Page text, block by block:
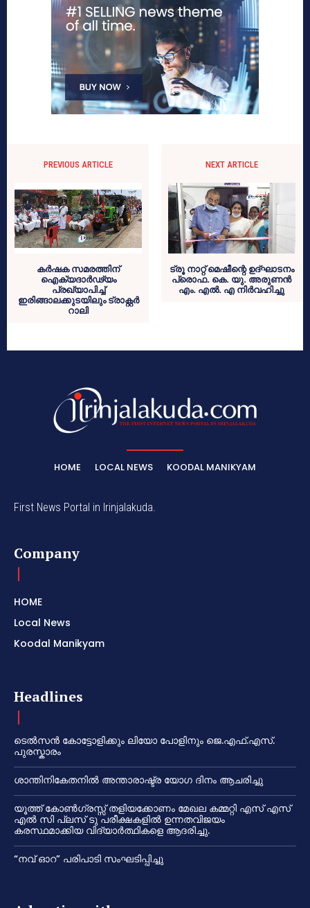
PREVIOUS ARTICLE
കർഷക സമരത്തിന്
ഐക്യദാർഢ്യം
പ്രഖ്യാപിച്ച്
ഇരിങ്ങാലക്കുടയിലും ട്രാക്റ്റർ
റാലി
NEXT ARTICLE
ട്രൂ നാറ്റ് മെഷീന്റെ ഉദ്ഘാടനം
പ്രൊഫ. കെ. യു. അരുണൻ
എം. എൽ. എ നിർവഹിച്ചു
HOME LOCAL NEWS KOODAL MANIKYAM
First News Portal in Irinjalakuda.
Company
HOME
Local News
Koodal Manikyam
Headlines
ടെൽസൻ കോട്ടോളിക്കും ലിയോ പോളിനും ജെ.എഫ്.എസ്.
പുരസ്കാരം
ശാന്തിനികേതനിൽ അന്താരാഷ്ട്ര യോഗ ദിനം ആചരിച്ചു
യൂത്ത് കോൺഗ്രസ്സ് തളിയക്കോണം മേഖല കമ്മറ്റി എസ് എസ്
എൽ സി പ്ലസ് ടു പരീക്ഷകളിൽ ഉന്നതവിജയം
കരസ്ഥമാക്കിയ വിദ്യാർത്ഥികളെ ആദരിച്ചു.
“നവ് ഓറ” പരിപാടി സംഘടിപ്പിച്ചു